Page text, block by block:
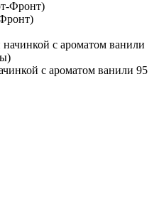
с ароматом ванили 95